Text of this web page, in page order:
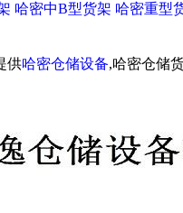
哈密中B型货架 哈密重型
供哈密仓储设备,哈密仓储